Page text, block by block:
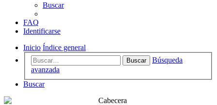
Buscar
FAQ
Identificarse
Inicio Índice general
Buscar
Búsqueda
avanzada
Buscar